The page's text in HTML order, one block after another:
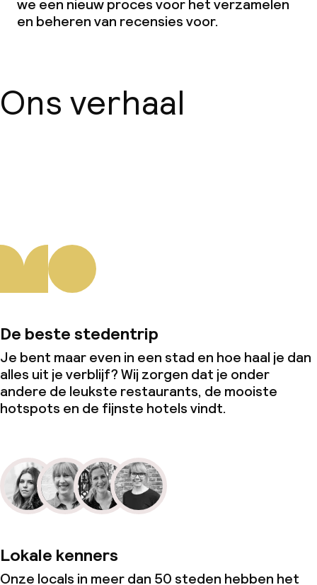
we een nieuw proces voor het verzamelen
en beheren van recensies voor.
Ons verhaal
De beste stedentrip
Je bent maar even in een stad en hoe haal je dan
alles uit je verblijf? Wij zorgen dat je onder
andere de leukste restaurants, de mooiste
hotspots en de fijnste hotels vindt.
Lokale kenners
Onze locals in meer dan 50 steden hebben het